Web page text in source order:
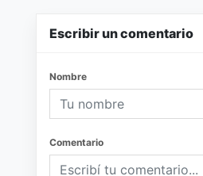
Escribir un comentario
Nombre
Comentario